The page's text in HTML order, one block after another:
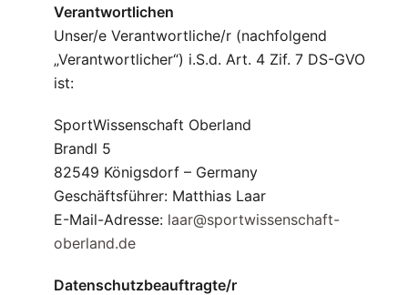
Verantwortlichen
Unser/e Verantwortliche/r (nachfolgend
„Verantwortlicher“) i.S.d. Art. 4 Zif. 7 DS-GVO
ist:
SportWissenschaft Oberland
Brandl 5
82549 Königsdorf – Germany
Geschäftsführer: Matthias Laar
E-Mail-Adresse: laar@sportwissenschaft-
oberland.de
Datenschutzbeauftragte/r